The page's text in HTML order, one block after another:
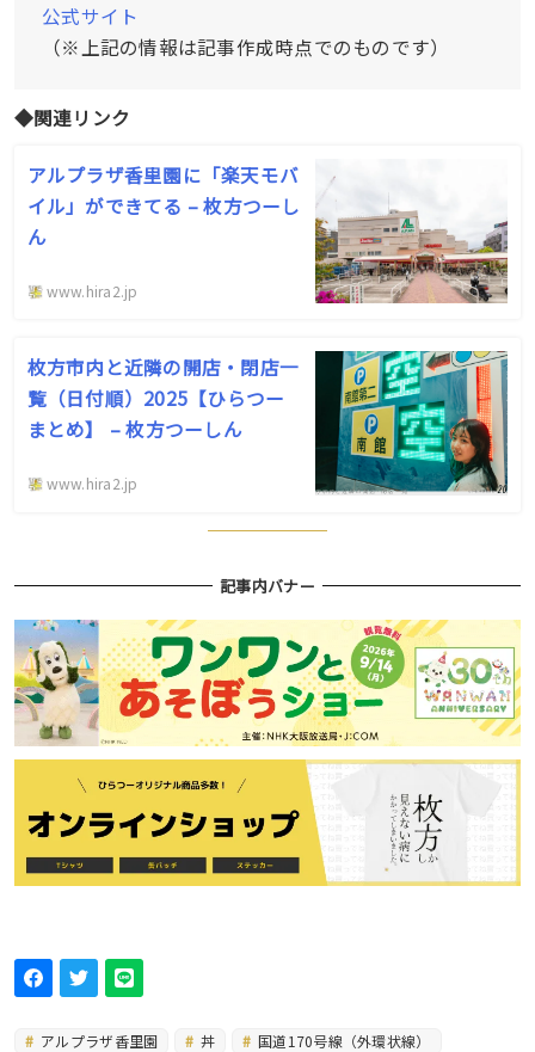
公式サイト
（※上記の情報は記事作成時点でのものです）
◆関連リンク
アルプラザ香里園に「楽天モバ
イル」ができてる – 枚方つーし
ん
www.hira2.jp
枚方市内と近隣の開店・閉店一
覧（日付順）2025【ひらつー
まとめ】 – 枚方つーしん
www.hira2.jp
記事内バナー
アルプラザ香里園 丼 国道170号線（外環状線）